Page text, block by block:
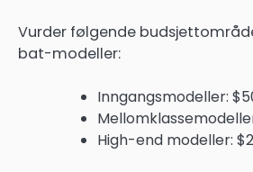
Vurder følgende
bat-modeller:
Inngangsmodeller:
High-end modeller: